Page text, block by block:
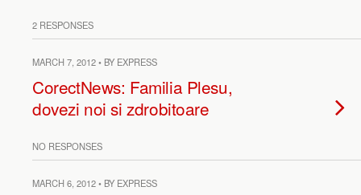
2 RESPONSES
MARCH 7, 2012 • BY EXPRESS
CorectNews: Familia Plesu,
dovezi noi si zdrobitoare
NO RESPONSES
MARCH 6, 2012 • BY EXPRESS